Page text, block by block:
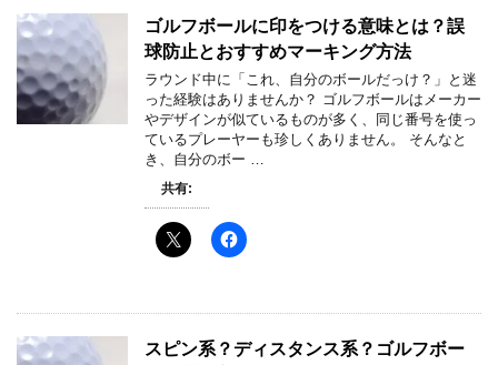
ゴルフボールに印をつける意味とは？誤
球防止とおすすめマーキング方法
ラウンド中に「これ、自分のボールだっけ？」と迷
った経験はありませんか？ ゴルフボールはメーカー
やデザインが似ているものが多く、同じ番号を使っ
ているプレーヤーも珍しくありません。 そんなと
き、自分のボー …
共有:
スピン系？ディスタンス系？ゴルフボー